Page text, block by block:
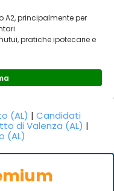
A2, principalmente per
pratiche ipotecarie e
(AL) |Candidati
di Valenza (AL) |
(AL)